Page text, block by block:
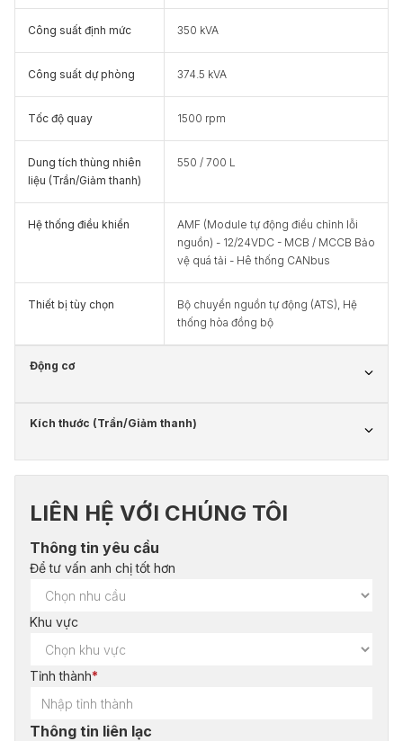
Công suất định mức 350 kVA
Công suất dự phòng 374.5 kVA
Tốc độ quay 1500 rpm
Dung tích thùng nhiên
liệu (Trần/Giảm thanh)
550 / 700 L
Hệ thống điều khiển
AMF (Module tự động điều chỉnh lỗi
nguồn) - 12/24VDC - MCB / MCCB Bảo
vệ quá tải - Hê thống CANbus
Thiết bị tùy chọn
Bộ chuyển nguồn tự động (ATS), Hệ
thống hòa đồng bộ
Động cơ
Kích thước (Trần/Giảm thanh)
LIÊN HỆ VỚI CHÚNG TÔI
Thông tin yêu cầu
Để tư vấn anh chị tốt hơn
Khu vực
Tỉnh thành*
Thông tin liên lạc